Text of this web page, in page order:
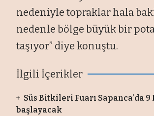
nedeniyle topraklar hala
nedenle bölge büyük bir
taşıyor” diye konuştu.
İlgili İçerikler
Süs Bitkileri Fuarı Sapanca’da 9
başlayacak